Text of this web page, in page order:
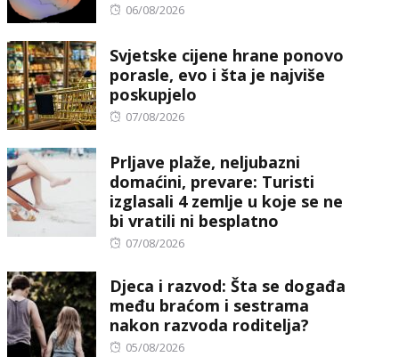
Posted
06/08/2026
Svjetske cijene hrane ponovo
porasle, evo i šta je najviše
poskupjelo
Posted
07/08/2026
Prljave plaže, neljubazni
domaćini, prevare: Turisti
izglasali 4 zemlje u koje se ne
bi vratili ni besplatno
Posted
07/08/2026
Djeca i razvod: Šta se događa
među braćom i sestrama
nakon razvoda roditelja?
Posted
05/08/2026